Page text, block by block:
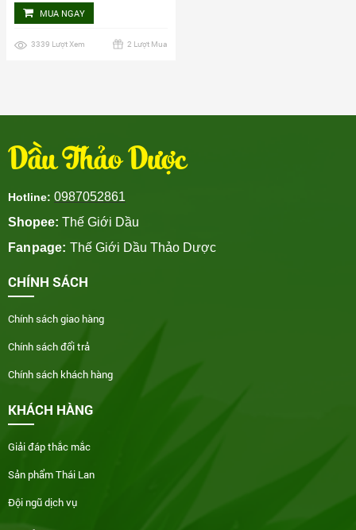
MUA NGAY
3339 Lượt Xem 2 Lượt Mua
Dầu Thảo Dược
Hotline: 0987052861
Shopee: Thế Giới Dầu
Fanpage: Thế Giới Dầu Thảo Dược
CHÍNH SÁCH
Chính sách giao hàng
Chính sách đổi trả
Chính sách khách hàng
KHÁCH HÀNG
Giải đáp thắc mắc
Sản phẩm Thái Lan
Đội ngũ dịch vụ